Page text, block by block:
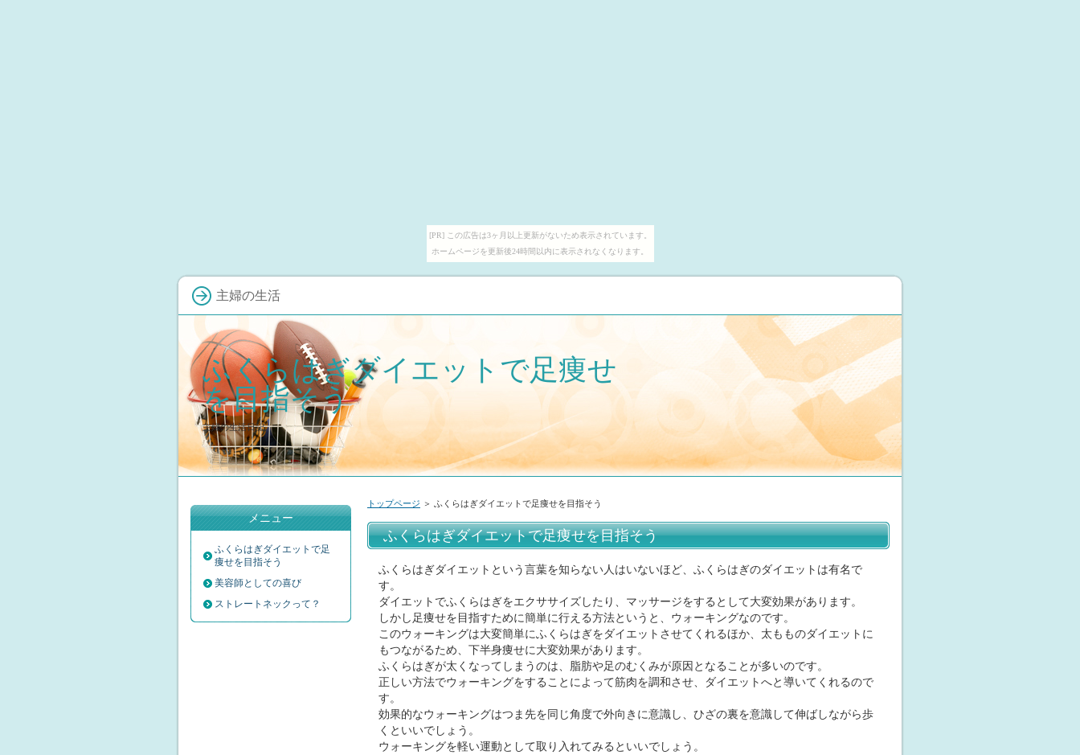
[PR] この広告は3ヶ月以上更新がないため表示されています。
ホームページを更新後24時間以内に表示されなくなります。
主婦の生活
ふくらはぎダイエットで足痩せ
を目指そう
主婦の生活日記。
トップページ ＞ ふくらはぎダイエットで足痩せを目指そう
ふくらはぎダイエットで足痩せを目指そう
ふくらはぎダイエットという言葉を知らない人はいないほど、ふくらはぎのダイエットは有名で
す。
ダイエットでふくらはぎをエクササイズしたり、マッサージをするとして大変効果があります。
しかし足痩せを目指すために簡単に行える方法というと、ウォーキングなのです。
このウォーキングは大変簡単にふくらはぎをダイエットさせてくれるほか、太もものダイエットに
もつながるため、下半身痩せに大変効果があります。
ふくらはぎが太くなってしまうのは、脂肪や足のむくみが原因となることが多いのです。
正しい方法でウォーキングをすることによって筋肉を調和させ、ダイエットへと導いてくれるので
す。
効果的なウォーキングはつま先を同じ角度で外向きに意識し、ひざの裏を意識して伸ばしながら歩
くといいでしょう。
ウォーキングを軽い運動として取り入れてみるといいでしょう。
メニュー
ふくらはぎダイエットで足
痩せを目指そう
美容師としての喜び
ストレートネックって？